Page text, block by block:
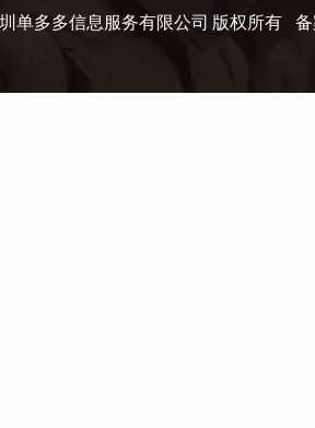
单多多信息服务有限公司 版权所有